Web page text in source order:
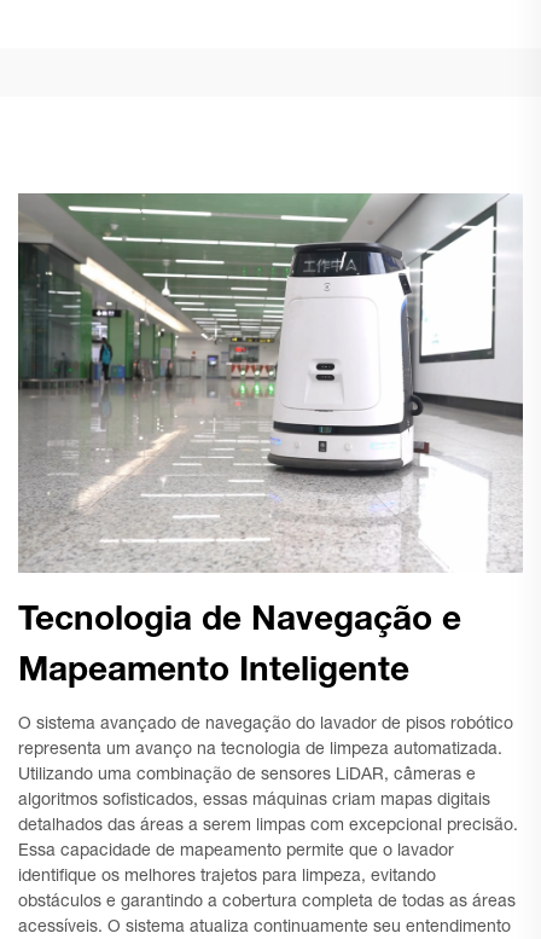
Tecnologia de Navegação e
Mapeamento Inteligente
O sistema avançado de navegação do lavador de pisos robótico
representa um avanço na tecnologia de limpeza automatizada.
Utilizando uma combinação de sensores LiDAR, câmeras e
algoritmos sofisticados, essas máquinas criam mapas digitais
detalhados das áreas a serem limpas com excepcional precisão.
Essa capacidade de mapeamento permite que o lavador
identifique os melhores trajetos para limpeza, evitando
obstáculos e garantindo a cobertura completa de todas as áreas
acessíveis. O sistema atualiza continuamente seu entendimento